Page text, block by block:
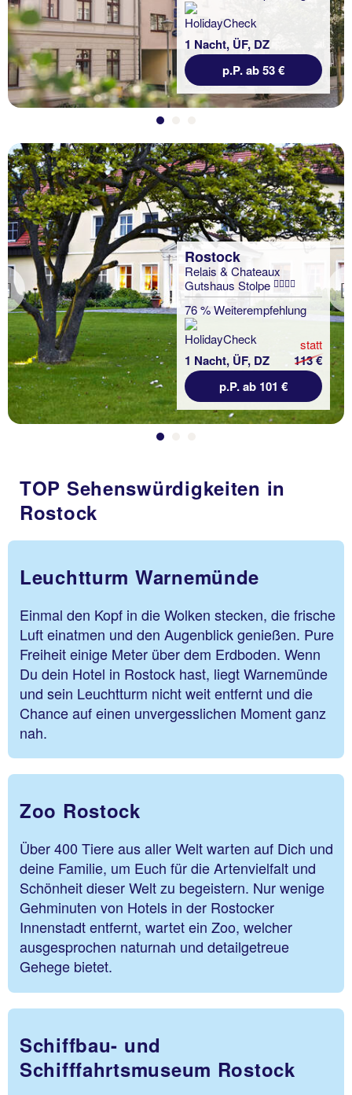
1 Nacht, ÜF, DZ
p.P. ab 53 €
Previous
Rostock
Relais & Chateaux
Gutshaus Stolpe
76 % Weiterempfehlung
1 Nacht, ÜF, DZ
statt
113 €
p.P. ab 101 €
TOP Sehenswürdigkeiten in
Rostock
Leuchtturm Warnemünde
Einmal den Kopf in die Wolken stecken, die frische
Luft einatmen und den Augenblick genießen. Pure
Freiheit einige Meter über dem Erdboden. Wenn
Du dein Hotel in Rostock hast, liegt Warnemünde
und sein Leuchtturm nicht weit entfernt und die
Chance auf einen unvergesslichen Moment ganz
nah.
Zoo Rostock
Über 400 Tiere aus aller Welt warten auf Dich und
deine Familie, um Euch für die Artenvielfalt und
Schönheit dieser Welt zu begeistern. Nur wenige
Gehminuten von Hotels in der Rostocker
Innenstadt entfernt, wartet ein Zoo, welcher
ausgesprochen naturnah und detailgetreue
Gehege bietet.
Schiffbau- und
Schifffahrtsmuseum Rostock